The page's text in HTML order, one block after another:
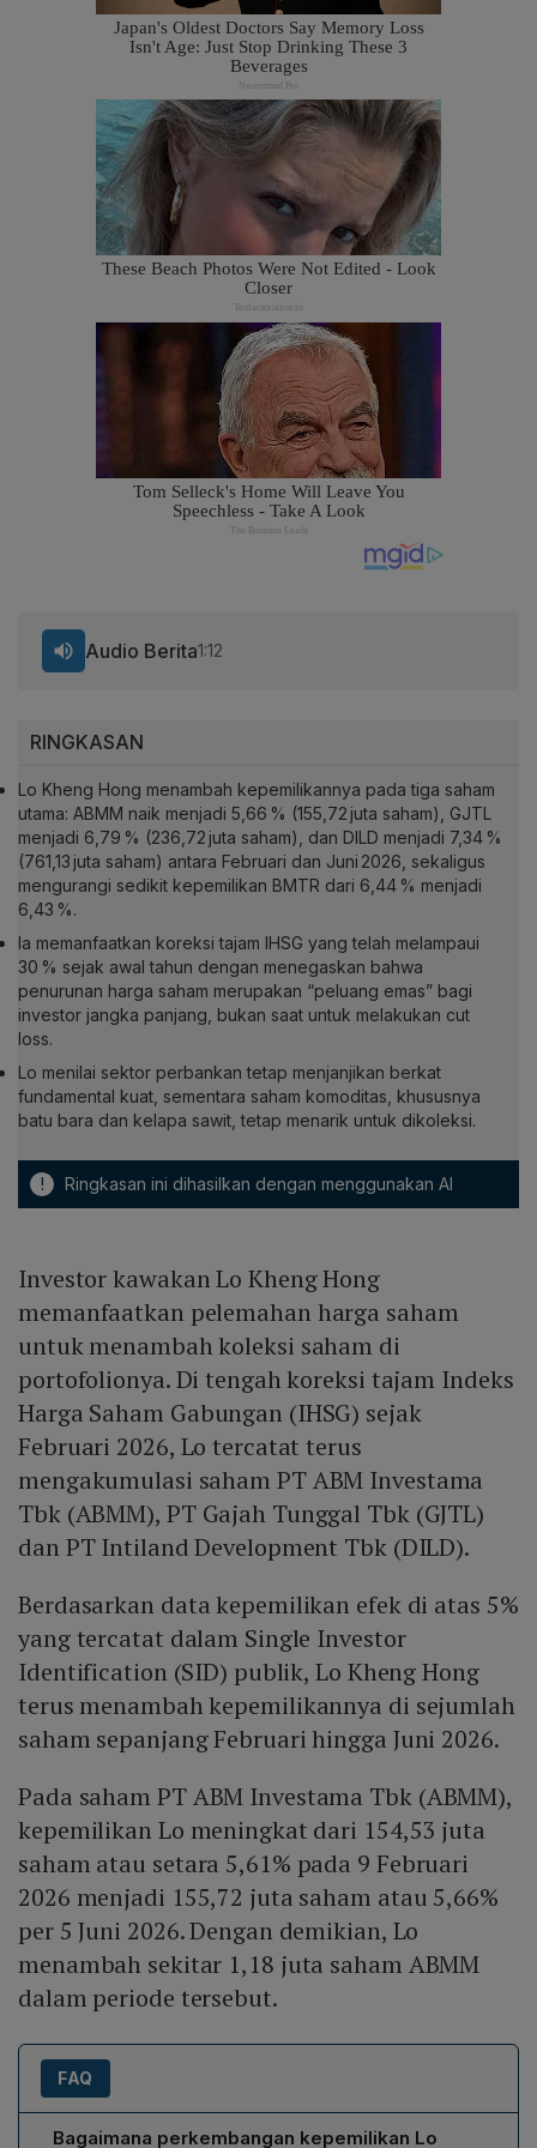
RINGKASAN
Lo Kheng Hong menambah kepemilikannya pada tiga saham
utama: ABMM naik menjadi 5,66 % (155,72 juta saham), GJTL
menjadi 6,79 % (236,72 juta saham), dan DILD menjadi 7,34 %
(761,13 juta saham) antara Februari dan Juni 2026, sekaligus
mengurangi sedikit kepemilikan BMTR dari 6,44 % menjadi
6,43 %.
Ia memanfaatkan koreksi tajam IHSG yang telah melampaui
30 % sejak awal tahun dengan menegaskan bahwa
penurunan harga saham merupakan “peluang emas” bagi
investor jangka panjang, bukan saat untuk melakukan cut
loss.
Lo menilai sektor perbankan tetap menjanjikan berkat
fundamental kuat, sementara saham komoditas, khususnya
batu bara dan kelapa sawit, tetap menarik untuk dikoleksi.
! Ringkasan ini dihasilkan dengan menggunakan AI
Audio Berita1:12
Investor kawakan Lo Kheng Hong
memanfaatkan pelemahan harga saham
untuk menambah koleksi saham di
portofolionya. Di tengah koreksi tajam Indeks
Harga Saham Gabungan (IHSG) sejak
Februari 2026, Lo tercatat terus
mengakumulasi saham PT ABM Investama
Tbk (ABMM), PT Gajah Tunggal Tbk (GJTL)
dan PT Intiland Development Tbk (DILD).
Berdasarkan data kepemilikan efek di atas 5%
yang tercatat dalam Single Investor
Identification (SID) publik, Lo Kheng Hong
terus menambah kepemilikannya di sejumlah
saham sepanjang Februari hingga Juni 2026.
Pada saham PT ABM Investama Tbk (ABMM),
kepemilikan Lo meningkat dari 154,53 juta
saham atau setara 5,61% pada 9 Februari
2026 menjadi 155,72 juta saham atau 5,66%
per 5 Juni 2026. Dengan demikian, Lo
menambah sekitar 1,18 juta saham ABMM
dalam periode tersebut.
FAQ
Bagaimana perkembangan kepemilikan Lo